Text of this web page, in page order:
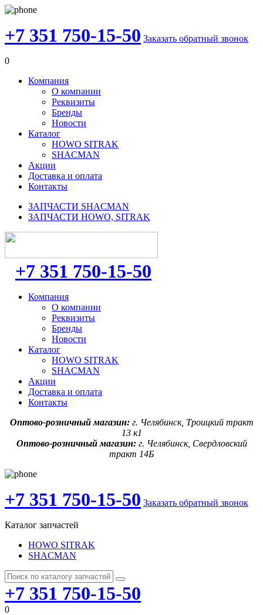
+7 351 750-15-50 Заказать обратный звонок
0
Компания
О компании
Реквизиты
Бренды
Новости
Каталог
HOWO SITRAK
SHACMAN
Акции
Доставка и оплата
Контакты
ЗАПЧАСТИ SHACMAN
ЗАПЧАСТИ HOWO, SITRAK
+7 351 750-15-50
Компания
О компании
Реквизиты
Бренды
Новости
Каталог
HOWO SITRAK
SHACMAN
Акции
Доставка и оплата
Контакты
Оптово-розничный магазин: г. Челябинск, Троицкий тракт
13 к1
Оптово-розничный магазин:г. Челябинск, Свердловский
тракт 14Б
+7 351 750-15-50 Заказать обратный звонок
Каталог запчастей
HOWO SITRAK
SHACMAN
+7 351 750-15-50
0